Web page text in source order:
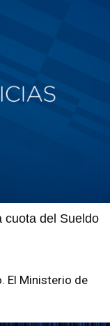
cuota del Sueldo
El Ministerio de